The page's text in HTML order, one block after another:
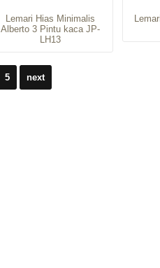
Lemari Hias Minimalis
Alberto 3 Pintu kaca JP-
LH13
5 next